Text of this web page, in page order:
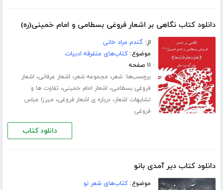
دانلود کتاب نگاهی بر اشعار فروغی بسطامی و امام خمینی(ره)
از:گندم مراد خانی
موضوع:کتاب‌های متفرقه ادبیات
۱۱ صفحه
برچسب‌ها:شعر، مجموعه شعر، اشعار عرفانی، اشعار
فروغی بسطامی، اشعار امام خمینی، تفاوت ها و
تشابهات اشعار،درباره ی اشعار فروغی، میرزا عباس
فروغی
دانلود کتاب
دانلود کتاب دیر آمدی بانو
موضوع:کتاب‌های شعر نو